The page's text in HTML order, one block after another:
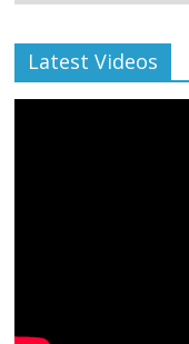
Archive
Latest Videos